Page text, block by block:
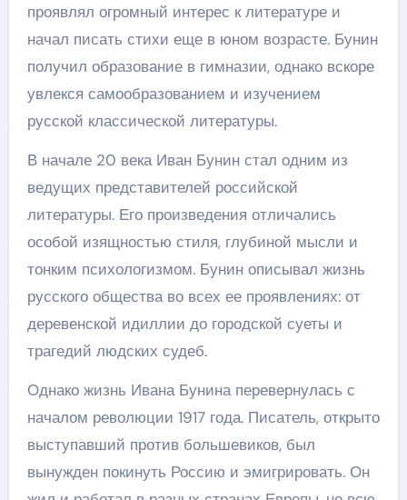
проявлял огромный интерес к литературе и
начал писать стихи еще в юном возрасте. Бунин
получил образование в гимназии, однако вскоре
увлекся самообразованием и изучением
русской классической литературы.
В начале 20 века Иван Бунин стал одним из
ведущих представителей российской
литературы. Его произведения отличались
особой изящностью стиля, глубиной мысли и
тонким психологизмом. Бунин описывал жизнь
русского общества во всех ее проявлениях: от
деревенской идиллии до городской суеты и
трагедий людских судеб.
Однако жизнь Ивана Бунина перевернулась с
началом революции 1917 года. Писатель, открыто
выступавший против большевиков, был
вынужден покинуть Россию и эмигрировать. Он